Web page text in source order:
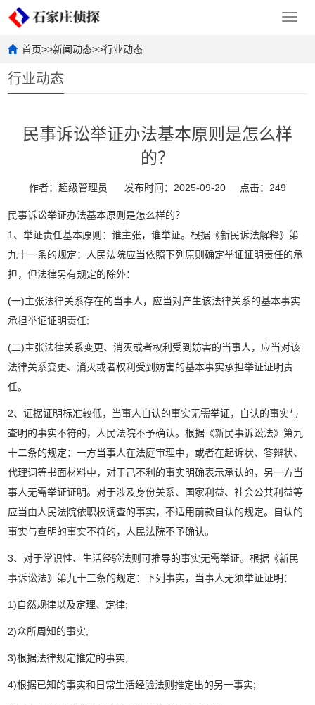
首页>>新闻动态>>行业动态
行业动态
民事诉讼举证办法基本原则是怎么样
的？
作者：超级管理员 发布时间：2025-09-20 点击：249
民事诉讼举证办法基本原则是怎么样的？
1、举证责任基本原则：谁主张，谁举证。根据《新民诉法解释》第
九十一条的规定：人民法院应当依照下列原则确定举证证明责任的承
担，但法律另有规定的除外：
(一)主张法律关系存在的当事人，应当对产生该法律关系的基本事实
承担举证证明责任;
(二)主张法律关系变更、消灭或者权利受到妨害的当事人，应当对该
法律关系变更、消灭或者权利受到妨害的基本事实承担举证证明责
任。
2、证据证明标准较低，当事人自认的事实无需举证，自认的事实与
查明的事实不符的，人民法院不予确认。根据《新民事诉讼法》第九
十二条的规定：一方当事人在法庭审理中，或者在起诉状、答辩状、
代理词等书面材料中，对于己不利的事实明确表示承认的，另一方当
事人无需举证证明。对于涉及身份关系、国家利益、社会公共利益等
应当由人民法院依职权调查的事实，不适用前款自认的规定。自认的
事实与查明的事实不符的，人民法院不予确认。
3、对于常识性、生活经验法则可推导的事实无需举证。根据《新民
事诉讼法》第九十三条的规定：下列事实，当事人无须举证证明：
1)自然规律以及定理、定律;
2)众所周知的事实;
3)根据法律规定推定的事实;
4)根据已知的事实和日常生活经验法则推定出的另一事实;